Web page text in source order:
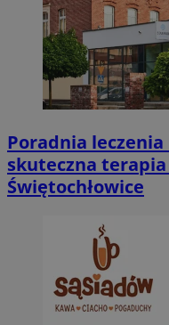
Poradnia
skuteczna
Świętochłowice
SessID
QeSessID
__cf_bm